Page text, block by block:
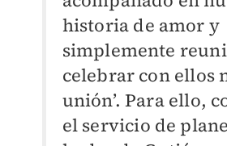
historia de amor y
simplemente
celebrar con ellos
unión’. Para ello,
el servicio de